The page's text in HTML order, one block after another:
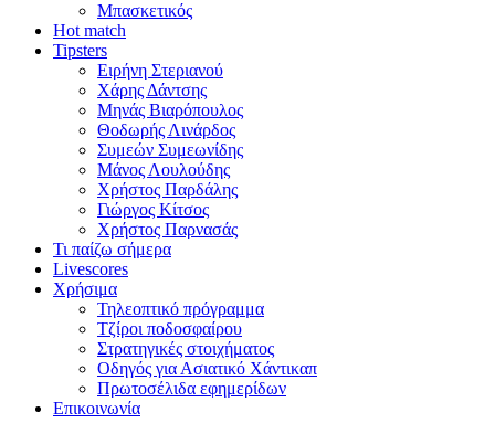
Μπασκετικός
Hot match
Tipsters
Ειρήνη Στεριανού
Χάρης Δάντσης
Μηνάς Βιαρόπουλος
Θοδωρής Λινάρδος
Συμεών Συμεωνίδης
Μάνος Λουλούδης
Χρήστος Παρδάλης
Γιώργος Κίτσος
Χρήστος Παρνασάς
Τι παίζω σήμερα
Livescores
Χρήσιμα
Τηλεοπτικό πρόγραμμα
Τζίροι ποδοσφαίρου
Στρατηγικές στοιχήματος
Οδηγός για Ασιατικό Χάντικαπ
Πρωτοσέλιδα εφημερίδων
Επικοινωνία